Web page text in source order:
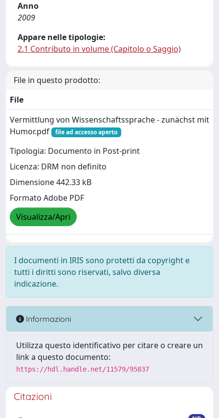
Anno
2009
Appare nelle tipologie:
2.1 Contributo in volume (Capitolo o Saggio)
File in questo prodotto:
File
Vermittlung von Wissenschaftssprache - zunächst mit
Humor.pdf
file ad accesso aperto
Tipologia: Documento in Post-print
Licenza: DRM non definito
Dimensione 442.33 kB
Formato Adobe PDF
Visualizza/Apri
I documenti in IRIS sono protetti da copyright e
tutti i diritti sono riservati, salvo diversa
indicazione.
Informazioni
Utilizza questo identificativo per citare o creare un
link a questo documento:
https://hdl.handle.net/11579/95837
Citazioni